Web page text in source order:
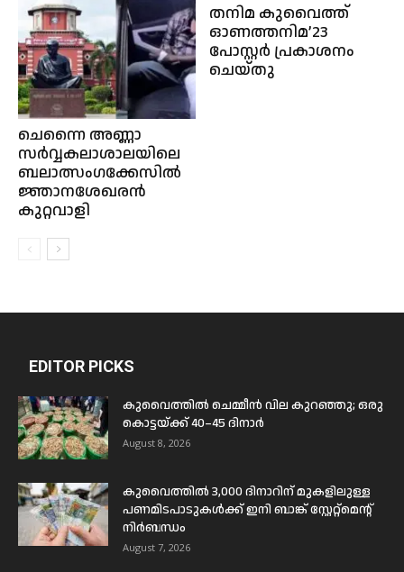
ചെന്നൈ അണ്ണാ
സർവ്വകലാശാലയിലെ
ബലാത്സംഗക്കേസിൽ
ജ്ഞാനശേഖരൻ
കുറ്റവാളി
തനിമ കുവൈത്ത്‌
ഓണത്തനിമ’23
പോസ്റ്റർ പ്രകാശനം
ചെയ്തു
EDITOR PICKS
കുവൈത്തിൽ ചെമ്മീൻ വില കുറഞ്ഞു; ഒരു
കൊട്ടയ്ക്ക് 40–45 ദിനാർ
August 8, 2026
കുവൈത്തിൽ 3,000 ദിനാറിന് മുകളിലുള്ള
പണമിടപാടുകൾക്ക് ഇനി ബാങ്ക് സ്റ്റേറ്റ്മെന്റ്
നിർബന്ധം
August 7, 2026